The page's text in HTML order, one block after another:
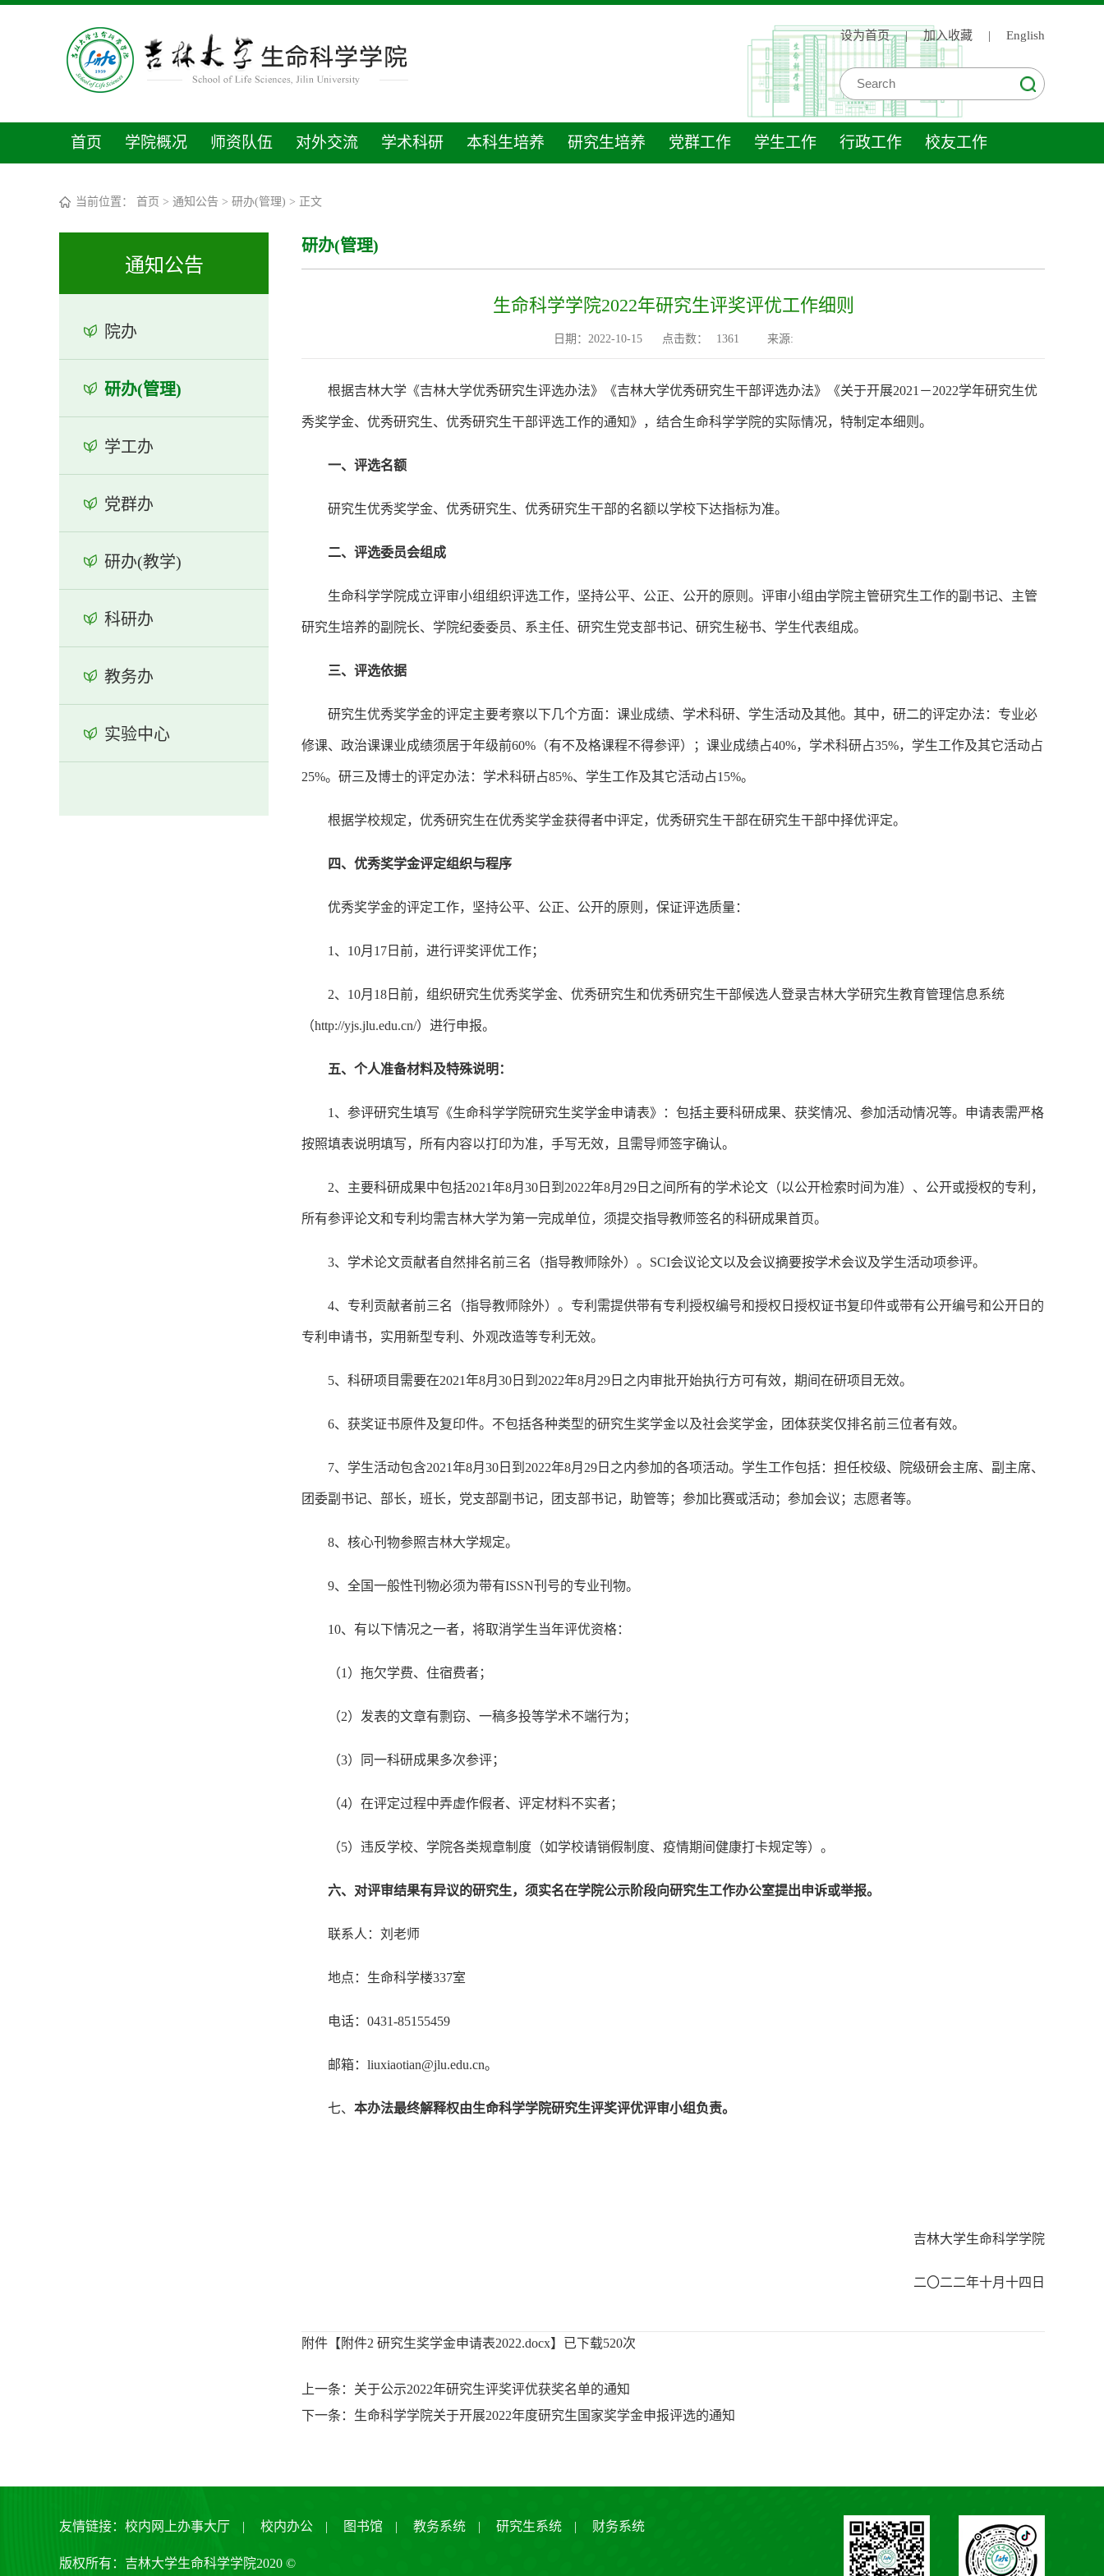
设为首页 | 加入收藏 | English
首页 学院概况 师资队伍 对外交流 学术科研 本科生培养 研究生培养 党群工作 学生工作 行政工作 校友工作
当前位置： 首页 > 通知公告 > 研办(管理) > 正文
通知公告
院办
研办(管理)
学工办
党群办
研办(教学)
科研办
教务办
实验中心
研办(管理)
生命科学学院2022年研究生评奖评优工作细则
日期：2022-10-15 点击数： 1361 来源:
根据吉林大学《吉林大学优秀研究生评选办法》《吉林大学优秀研究生干部评选办法》《关于开展2021－2022学年研究生优
秀奖学金、优秀研究生、优秀研究生干部评选工作的通知》，结合生命科学学院的实际情况，特制定本细则。
一、 评选名额
研究生优秀奖学金、优秀研究生、优秀研究生干部的名额以学校下达指标为准。
二、评选委员会组成
生命科学学院成立评审小组组织评选工作，坚持公平、公正、公开的原则。评审小组由学院主管研究生工作的副书记、主管
研究生培养的副院长、学院纪委委员、系主任、研究生党支部书记、研究生秘书、学生代表组成。
三、评选依据
研究生优秀奖学金的评定主要考察以下几个方面：课业成绩、学术科研、学生活动及其他。其中，研二的评定办法：专业必
修课、政治课课业成绩须居于年级前60%（有不及格课程不得参评）；课业成绩占40%，学术科研占35%，学生工作及其它活动占
25%。研三及博士的评定办法：学术科研占85%、学生工作及其它活动占15%。
根据学校规定，优秀研究生在优秀奖学金获得者中评定，优秀研究生干部在研究生干部中择优评定。
四、优秀奖学金评定组织与程序
优秀奖学金的评定工作，坚持公平、公正、公开的原则，保证评选质量：
1、10月17日前，进行评奖评优工作；
2、10月18日前，组织研究生优秀奖学金、优秀研究生和优秀研究生干部候选人登录吉林大学研究生教育管理信息系统
（http://yjs.jlu.edu.cn/）进行申报。
五、个人准备材料及特殊说明：
1、参评研究生填写《生命科学学院研究生奖学金申请表》：包括主要科研成果、获奖情况、参加活动情况等。申请表需严格
按照填表说明填写，所有内容以打印为准，手写无效，且需导师签字确认。
2、主要科研成果中包括2021年8月30日到2022年8月29日之间所有的学术论文（以公开检索时间为准）、公开或授权的专利，
所有参评论文和专利均需吉林大学为第一完成单位，须提交指导教师签名的科研成果首页。
3、学术论文贡献者自然排名前三名（指导教师除外）。SCI会议论文以及会议摘要按学术会议及学生活动项参评。
4、专利贡献者前三名（指导教师除外）。专利需提供带有专利授权编号和授权日授权证书复印件或带有公开编号和公开日的
专利申请书，实用新型专利、外观改造等专利无效。
5、科研项目需要在2021年8月30日到2022年8月29日之内审批开始执行方可有效，期间在研项目无效。
6、获奖证书原件及复印件。不包括各种类型的研究生奖学金以及社会奖学金，团体获奖仅排名前三位者有效。
7、学生活动包含2021年8月30日到2022年8月29日之内参加的各项活动。学生工作包括：担任校级、院级研会主席、副主席、
团委副书记、部长，班长，党支部副书记，团支部书记，助管等；参加比赛或活动；参加会议；志愿者等。
8、核心刊物参照吉林大学规定。
9、全国一般性刊物必须为带有ISSN刊号的专业刊物。
10、有以下情况之一者，将取消学生当年评优资格：
（1）拖欠学费、住宿费者；
（2）发表的文章有剽窃、一稿多投等学术不端行为；
（3）同一科研成果多次参评；
（4）在评定过程中弄虚作假者、评定材料不实者；
（5）违反学校、学院各类规章制度（如学校请销假制度、疫情期间健康打卡规定等）。
六、对评审结果有异议的研究生，须实名在学院公示阶段向研究生工作办公室提出申诉或举报。
联系人：刘老师
地点：生命科学楼337室
电话：0431-85155459
邮箱：liuxiaotian@jlu.edu.cn。
七、 本办法最终解释权由生命科学学院研究生评奖评优评审小组负责。
吉林大学生命科学学院
二〇二二年十月十四日
附件【 附件2 研究生奖学金申请表2022.docx】已下载520次
上一条：关于公示2022年研究生评奖评优获奖名单的通知
下一条：生命科学学院关于开展2022年度研究生国家奖学金申报评选的通知
友情链接： 校内网上办事大厅 | 校内办公 | 图书馆 | 教务系统 | 研究生系统 | 财务系统
版权所有：吉林大学生命科学学院2020 ©